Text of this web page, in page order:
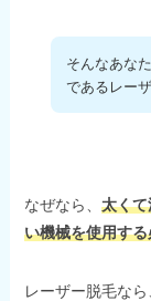
そんなあな
であるレー
なぜなら、太く
い機械を使用す
レーザー脱毛な